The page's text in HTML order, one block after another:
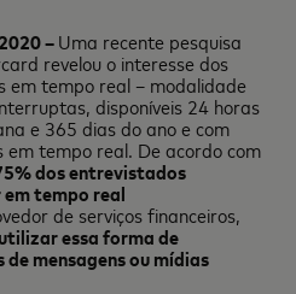
–Uma recente pesquisa
revelou o interesse dos
em tempo real – modalidade
disponíveis 24 horas
e 365 dias do ano e com
em tempo real. De acordo com
dos entrevistados
tempo real
de serviços financeiros,
essa forma de
mensagens ou mídias